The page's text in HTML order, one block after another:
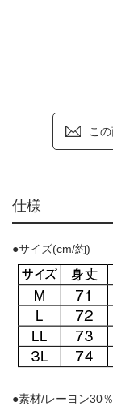
こ
仕様
●サイズ(cm/約)
●素材/レーヨン30